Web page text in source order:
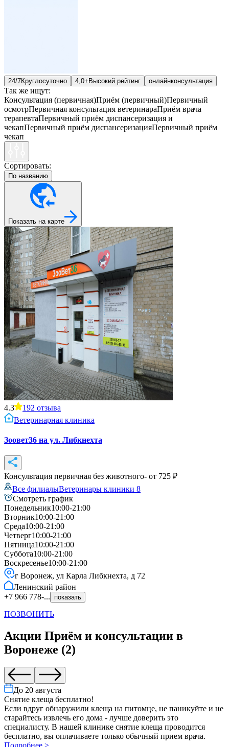
24/7Круглосуточно 4,0+ Высокий рейтинг онлайнконсультация
Так же ищут:
Консультация (первичная)Приём (первичный)Первичный
осмотрПервичная консультация ветеринараПриём врача
терапевтаПервичный приём диспансеризация и
чекапПервичный приём диспансеризацияПервичный приём
чекап
Сортировать:
По названию
Показать на карте
4.3 192 отзыва
Ветеринарная клиника
Зоовет36 на ул. Либкнехта
Консультация первичная без животного- от 725 ₽
Все филиалыВетеринары клиники 8
Смотреть график
Понедельник10:00-21:00
Вторник10:00-21:00
Среда10:00-21:00
Четверг10:00-21:00
Пятница10:00-21:00
Суббота10:00-21:00
Воскресенье10:00-21:00
г Воронеж, ул Карла Либкнехта, д 72
Ленинский район
+7 966 778-...
показать
ПОЗВОНИТЬ
Акции Приём и консультации в
Воронеже (2)
До 20 августа
Cнятие клеща бесплатно!
Если вдруг обнаружили клеща на питомце, не паникуйте и не
старайтесь извлечь его дома - лучше доверить это
специалисту. В нашей клинике снятие клеща проводится
бесплатно, вы оплачиваете только обычный прием врача.